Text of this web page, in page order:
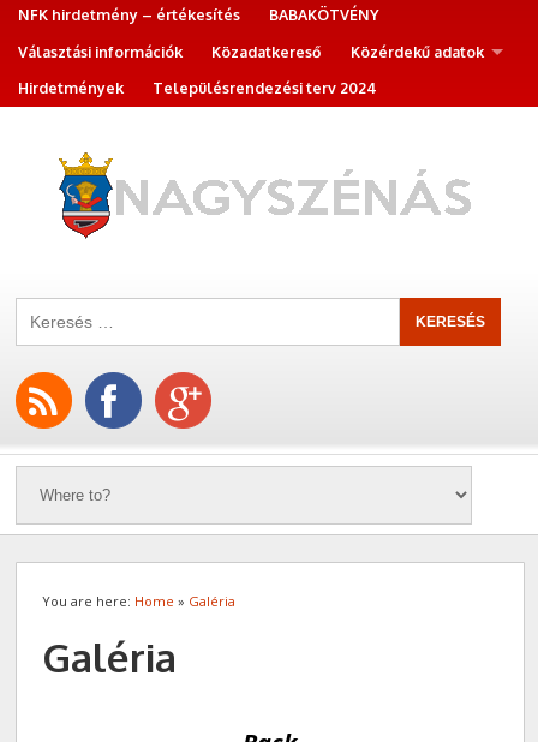
NFK hirdetmény – értékesítés
BABAKÖTVÉNY
Választási információk
Közadatkereső
Közérdekű adatok
Hirdetmények
Településrendezési terv 2024
You are here: Home » Galéria
Galéria